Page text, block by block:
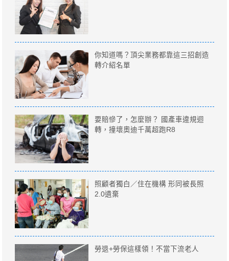
你知道嗎？頂尖業務都靠這三招創造
轉介紹名單
要賠慘了，怎麼辦？ 國產車違規迴
轉，撞壞奧迪千萬超跑R8
照顧者獨白／住在機構 形同被長照
2.0遺棄
勞退+勞保這樣領！不當下流老人